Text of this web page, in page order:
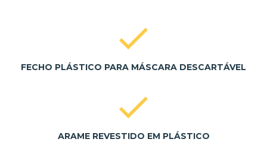
FECHO PLÁSTICO PARA MÁSCARA DESCARTÁVEL
ARAME REVESTIDO EM PLÁSTICO